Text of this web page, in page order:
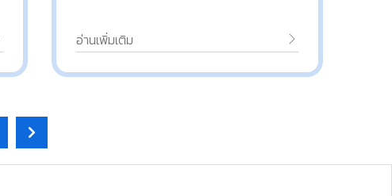
อ่านเพิ่มเติม